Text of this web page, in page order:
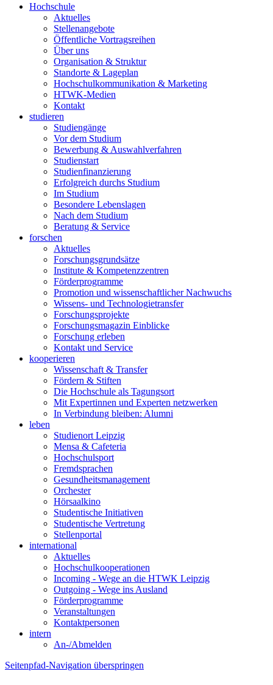
Hochschule
Aktuelles
Stellenangebote
Öffentliche Vortragsreihen
Über uns
Organisation & Struktur
Standorte & Lageplan
Hochschulkommunikation & Marketing
HTWK-Medien
Kontakt
studieren
Studiengänge
Vor dem Studium
Bewerbung & Auswahlverfahren
Studienstart
Studienfinanzierung
Erfolgreich durchs Studium
Im Studium
Besondere Lebenslagen
Nach dem Studium
Beratung & Service
forschen
Aktuelles
Forschungsgrundsätze
Institute & Kompetenzzentren
Förderprogramme
Promotion und wissenschaftlicher Nachwuchs
Wissens- und Technologietransfer
Forschungsprojekte
Forschungsmagazin Einblicke
Forschung erleben
Kontakt und Service
kooperieren
Wissenschaft & Transfer
Fördern & Stiften
Die Hochschule als Tagungsort
Mit Expertinnen und Experten netzwerken
In Verbindung bleiben: Alumni
leben
Studienort Leipzig
Mensa & Cafeteria
Hochschulsport
Fremdsprachen
Gesundheitsmanagement
Orchester
Hörsaalkino
Studentische Initiativen
Studentische Vertretung
Stellenportal
international
Aktuelles
Hochschulkooperationen
Incoming - Wege an die HTWK Leipzig
Outgoing - Wege ins Ausland
Förderprogramme
Veranstaltungen
Kontaktpersonen
intern
An-/Abmelden
Seitenpfad-Navigation überspringen